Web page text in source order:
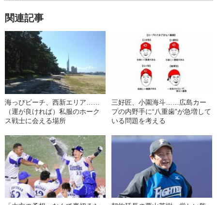
関連記事
海っぴビーチ、西新エリア……
（運が良ければ）私服のホーク
ス戦士に会える場所
三好匠、小園海斗……広島カー
プの内野手に“八重歯”が急増して
いる問題を考える